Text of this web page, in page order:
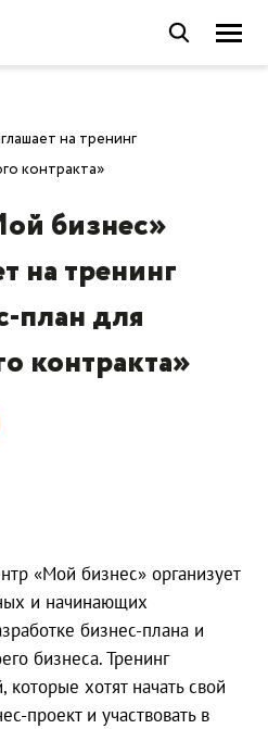
на тренинг
контракта»
бизнес»
на тренинг
план для
контракта»
«Мой бизнес» организует
и начинающих
бизнес-плана и
бизнеса. Тренинг
хотят начать свой
проект и участвовать в